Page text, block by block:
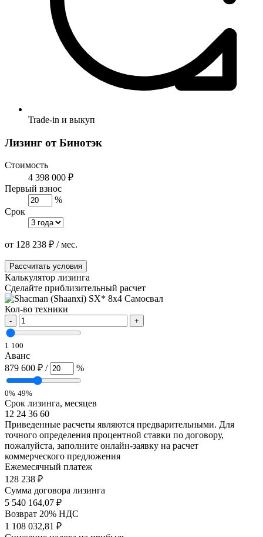
Trade-in и выкуп
Лизинг от Бинотэк
Стоимость
4 398 000 ₽
Первый взнос
%
Срок
от 128 238 ₽ / мес.
Рассчитать условия
Калькулятор лизинга
Сделайте приблизительный расчет
Кол-во техники
- +
1 100
Аванс
879 600 ₽ / %
0% 49%
Срок лизинга, месяцев
12 24 36 60
Приведенные расчеты являются предварительными. Для
точного определения процентной ставки по договору,
пожалуйста, заполните онлайн-заявку на расчет
коммерческого предложения
Ежемесячный платеж
128 238 ₽
Сумма договора лизинга
5 540 164,07 ₽
Возврат 20% НДС
1 108 032,81 ₽